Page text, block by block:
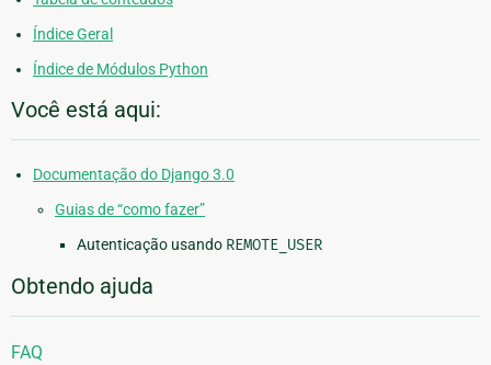
Índice Geral
Índice de Módulos Python
Você está aqui:
Documentação do Django 3.0
Guias de “como fazer”
Autenticação usando REMOTE_USER
Obtendo ajuda
FAQ